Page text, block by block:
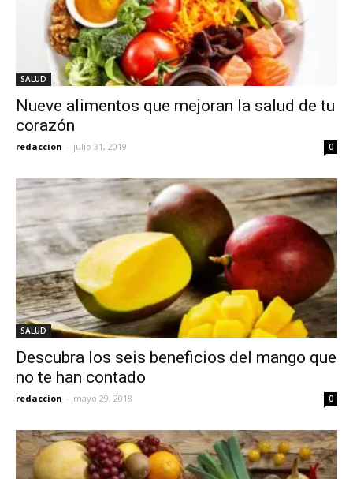
SALUD
Nueve alimentos que mejoran la salud de tu
corazón
redaccion - julio 31, 2019 0
SALUD
Descubra los seis beneficios del mango que
no te han contado
redaccion - mayo 29, 2018 0